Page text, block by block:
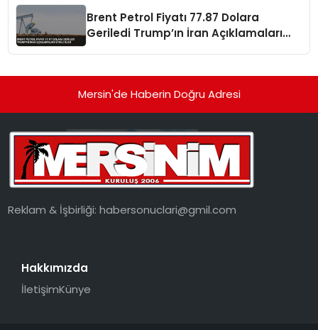
Brent Petrol Fiyatı 77.87 Dolara
Geriledi Trump’ın İran Açıklamaları
Mersin'de Haberin Doğru Adresi
Reklam & İşbirliği:habersonuclari@gmil.com
Hakkımızda
İletişimKünye